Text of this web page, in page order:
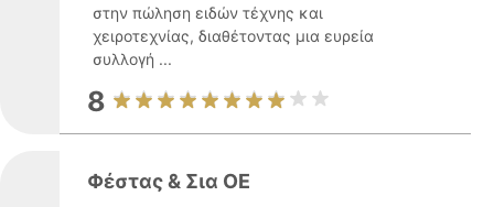
στην πώληση ειδών τέχνης και
χειροτεχνίας, διαθέτοντας μια ευρεία
συλλογή ...
8
Φέστας & Σια ΟΕ